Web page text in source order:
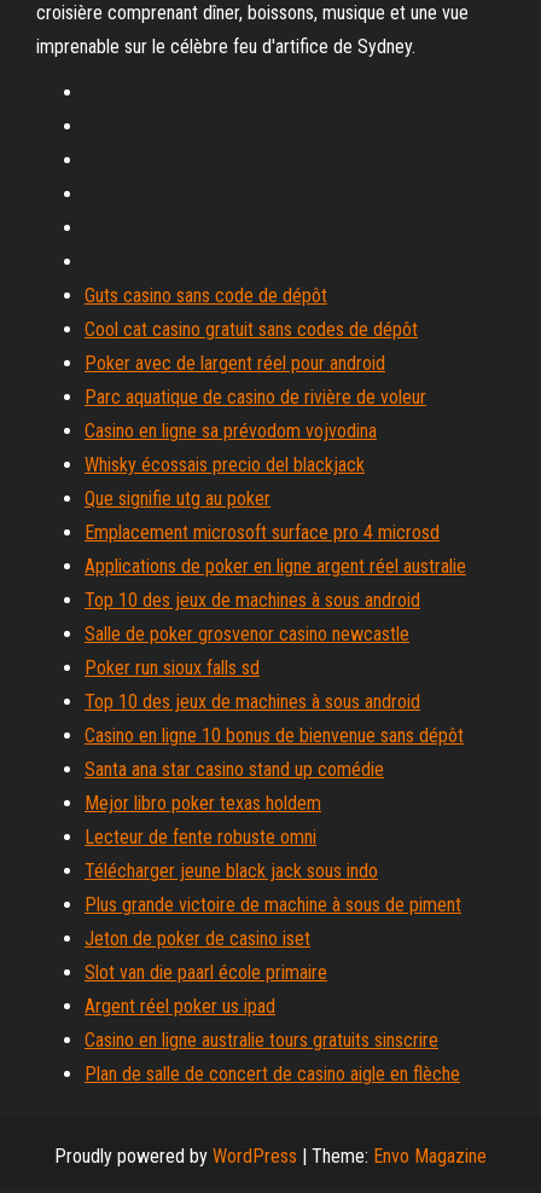
croisière comprenant dîner, boissons, musique et une vue
imprenable sur le célèbre feu d'artifice de Sydney.
Guts casino sans code de dépôt
Cool cat casino gratuit sans codes de dépôt
Poker avec de largent réel pour android
Parc aquatique de casino de rivière de voleur
Casino en ligne sa prévodom vojvodina
Whisky écossais precio del blackjack
Que signifie utg au poker
Emplacement microsoft surface pro 4 microsd
Applications de poker en ligne argent réel australie
Top 10 des jeux de machines à sous android
Salle de poker grosvenor casino newcastle
Poker run sioux falls sd
Top 10 des jeux de machines à sous android
Casino en ligne 10 bonus de bienvenue sans dépôt
Santa ana star casino stand up comédie
Mejor libro poker texas holdem
Lecteur de fente robuste omni
Télécharger jeune black jack sous indo
Plus grande victoire de machine à sous de piment
Jeton de poker de casino iset
Slot van die paarl école primaire
Argent réel poker us ipad
Casino en ligne australie tours gratuits sinscrire
Plan de salle de concert de casino aigle en flèche
Proudly powered by WordPress | Theme: Envo Magazine